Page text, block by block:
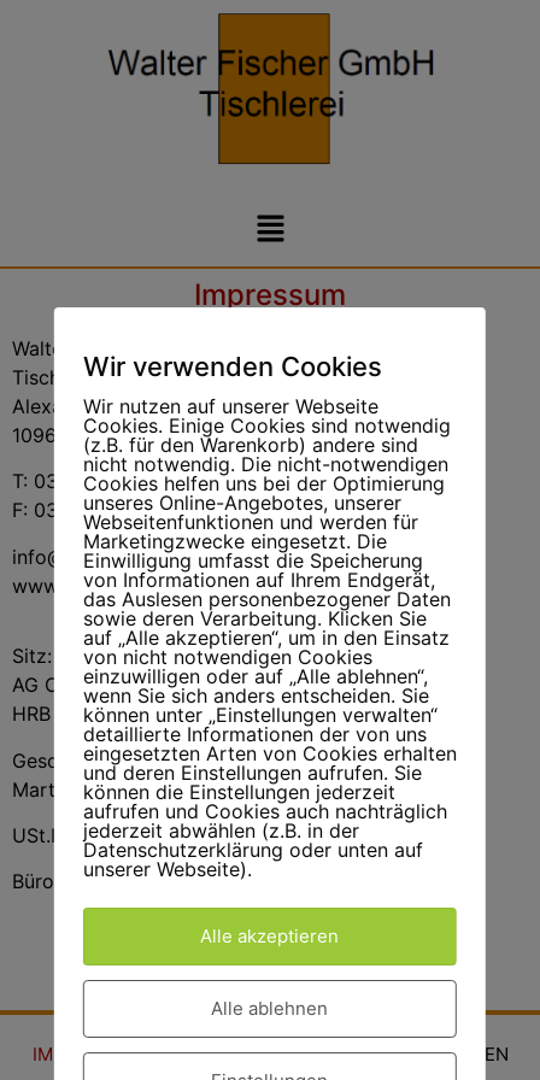
Impressum
Walter Fischer GmbH
Tischlerei
Alexandrinenstrasse 2-3
10969 Berlin-Kreuzberg
T: 030 / 6145506
F: 030 / 6153111
info@tischlerei-walterfischer.de
www.tischlerei-walterfischer.de
Sitz: Berlin
AG Charlottenburg
HRB 23928
Geschäftsführer:
Martin Kreßler
USt.ID-Nr. DE136595245
Bürozeiten: Mo-Fr. 9-15.00.Uhr
IMPRESSUM ANFRAGEN DATENSCHUTZ JUBILÄEN
Wir verwenden Cookies
Wir nutzen auf unserer Webseite
Cookies. Einige Cookies sind notwendig
(z.B. für den Warenkorb) andere sind
nicht notwendig. Die nicht-notwendigen
Cookies helfen uns bei der Optimierung
unseres Online-Angebotes, unserer
Webseitenfunktionen und werden für
Marketingzwecke eingesetzt. Die
Einwilligung umfasst die Speicherung
von Informationen auf Ihrem Endgerät,
das Auslesen personenbezogener Daten
sowie deren Verarbeitung. Klicken Sie
auf „Alle akzeptieren“, um in den Einsatz
von nicht notwendigen Cookies
einzuwilligen oder auf „Alle ablehnen“,
wenn Sie sich anders entscheiden. Sie
können unter „Einstellungen verwalten“
detaillierte Informationen der von uns
eingesetzten Arten von Cookies erhalten
und deren Einstellungen aufrufen. Sie
können die Einstellungen jederzeit
aufrufen und Cookies auch nachträglich
jederzeit abwählen (z.B. in der
Datenschutzerklärung oder unten auf
unserer Webseite).
Alle akzeptieren
Alle ablehnen